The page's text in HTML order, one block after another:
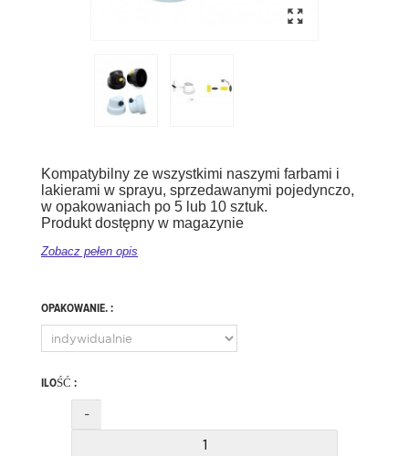
Kompatybilny ze wszystkimi naszymi farbami i
lakierami w sprayu, sprzedawanymi pojedynczo,
w opakowaniach po 5 lub 10 sztuk.
Produkt dostępny w magazynie
Zobacz pełen opis
OPAKOWANIE. :
ILOŚĆ :
-